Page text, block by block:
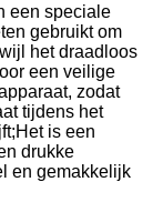
een speciale
gebruikt om
het draadloos
een veilige
zodat
tijdens het
Het is een
drukke
en gemakkelijk